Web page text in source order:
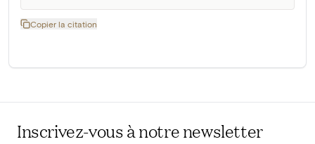
Copier la citation
Inscrivez-vous à notre newsletter